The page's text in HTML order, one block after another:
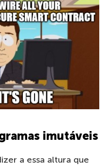
imutáveis
a essa altura que